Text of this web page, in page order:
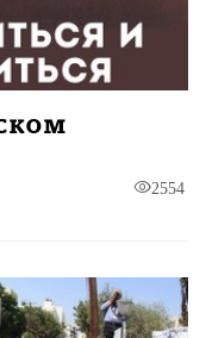
2554